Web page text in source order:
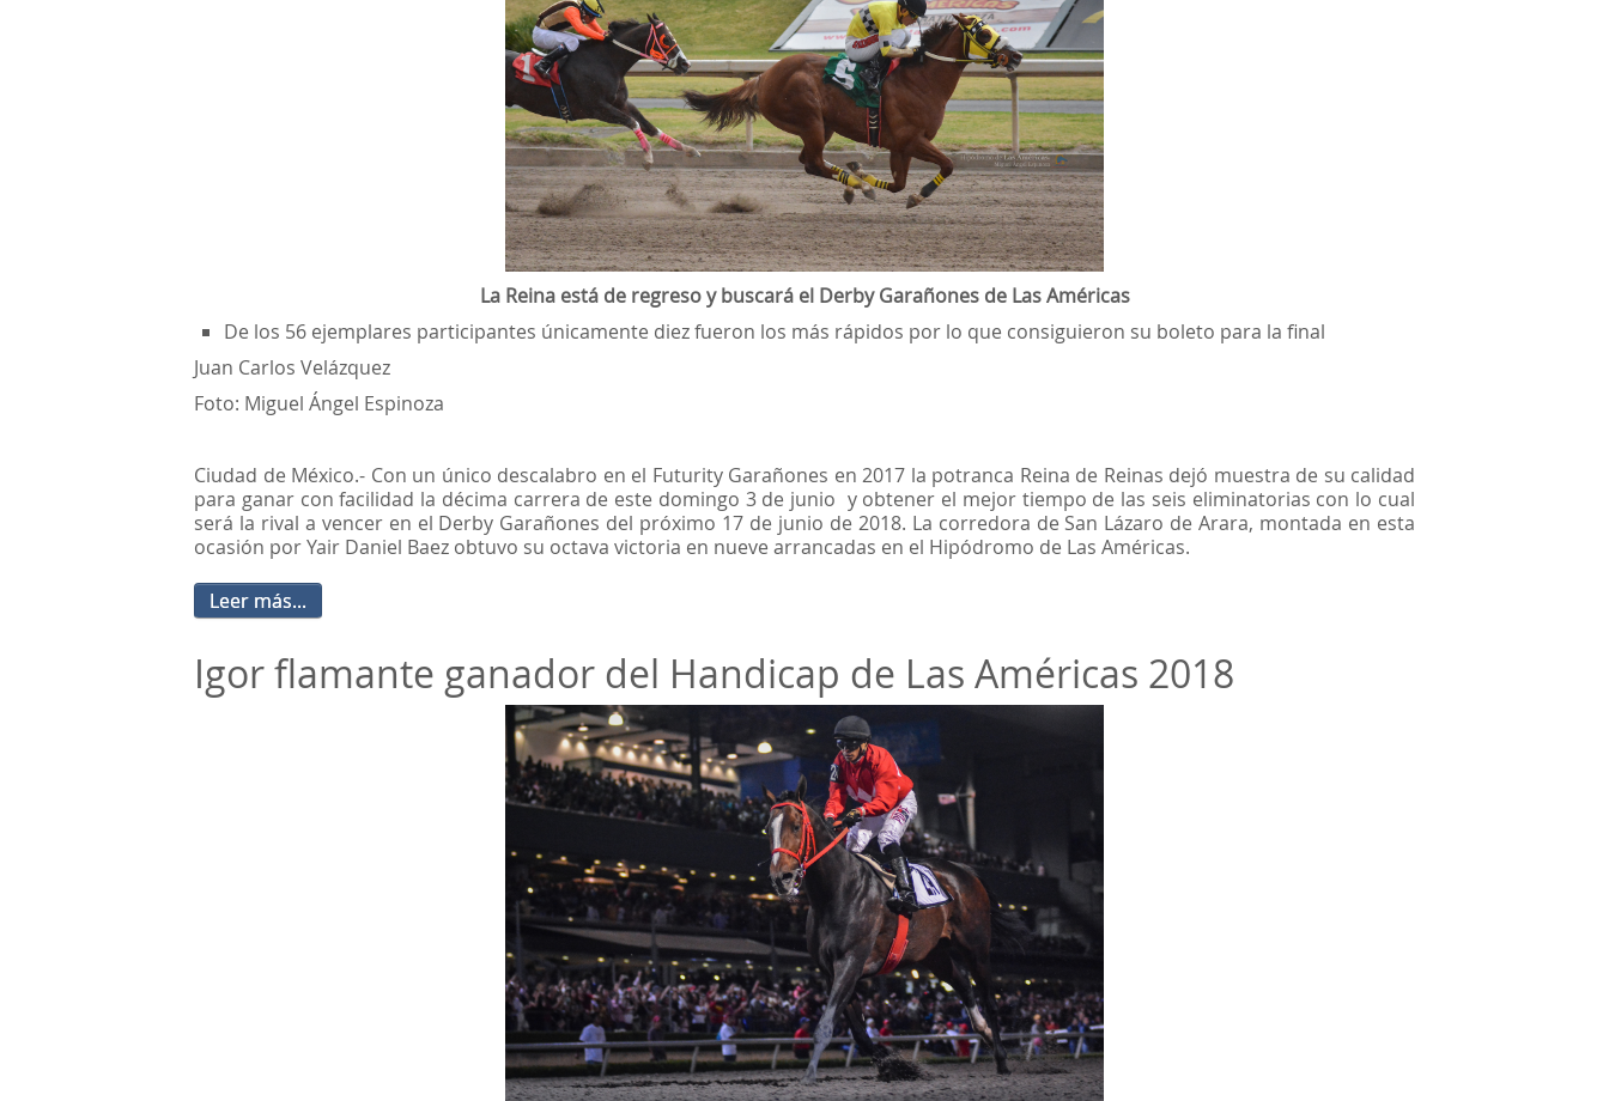
La Reina está de regreso y buscará el Derby Garañones de Las Américas
De los 56 ejemplares participantes únicamente diez fueron los más rápidos por lo que consiguieron su boleto para la final
Juan Carlos Velázquez
Foto: Miguel Ángel Espinoza
Ciudad de México.- Con un único descalabro en el Futurity Garañones en 2017 la potranca Reina de Reinas dejó muestra de su calidad
para ganar con facilidad la décima carrera de este domingo 3 de junio y obtener el mejor tiempo de las seis eliminatorias con lo cual
será la rival a vencer en el Derby Garañones del próximo 17 de junio de 2018. La corredora de San Lázaro de Arara, montada en esta
ocasión por Yair Daniel Baez obtuvo su octava victoria en nueve arrancadas en el Hipódromo de Las Américas.
Leer más...
Igor flamante ganador del Handicap de Las Américas 2018